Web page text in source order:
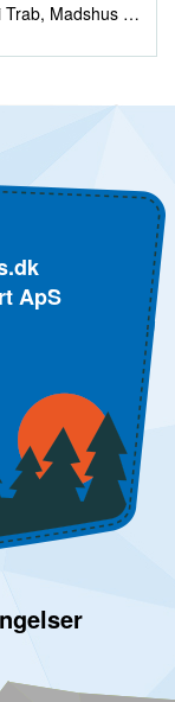
Langrendsski fra Elan, Ski Trab, Madshus og Salomon.
ApS